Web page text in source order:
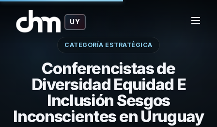
UY
CATEGORÍA ESTRATÉGICA
Conferencistas de
Diversidad Equidad E
Inclusión Sesgos
Inconscientes en Uruguay